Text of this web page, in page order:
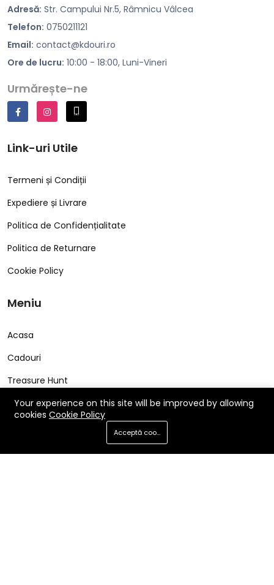
Adresă: Str. Campului Nr.5, Râmnicu Vâlcea
Telefon: 0750211121
Email: contact@kdouri.ro
Ore de lucru: 10:00 - 18:00, Luni-Vineri
Urmărește-ne
Link-uri Utile
Termeni și Condiții
Expediere și Livrare
Politica de Confidențialitate
Politica de Returnare
Cookie Policy
Meniu
Acasa
Cadouri
Treasure Hunt
Cerere Produs
Your experience on this site will be improved by allowing
cookies Cookie Policy
Acceptă cookie-uri